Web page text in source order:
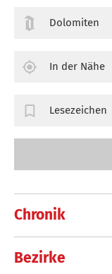
Chronik
Bezirke
Dolomiten
In der Nähe
Lesezeichen